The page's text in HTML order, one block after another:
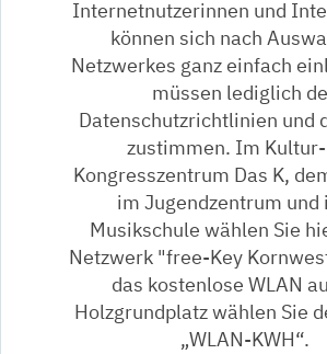
Internetnutzerinnen und
können sich nach
Netzwerkes ganz einfach
müssen lediglich
Datenschutzrichtlinien und
zustimmen. Im
Kongresszentrum Das K,
im Jugendzentrum und
Musikschule wählen Sie
Netzwerk "free-Key
das kostenlose WLAN
Holzgrundplatz wählen Sie
„WLAN-KWH“.